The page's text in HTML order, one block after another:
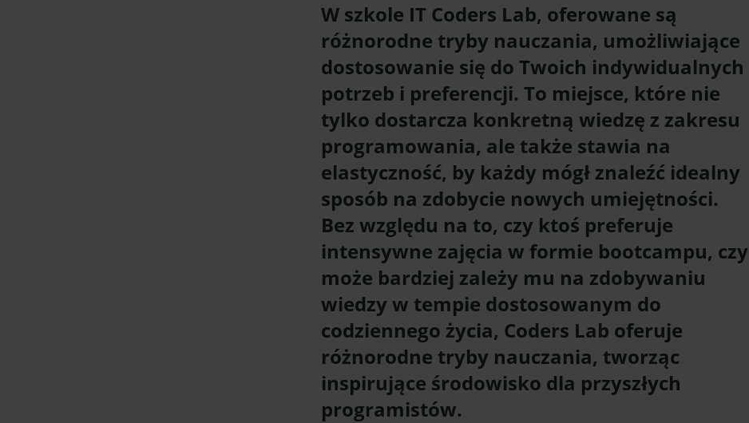
W szkole IT Coders Lab, oferowane są
różnorodne tryby nauczania, umożliwiające
dostosowanie się do Twoich indywidualnych
potrzeb i preferencji. To miejsce, które nie
tylko dostarcza konkretną wiedzę z zakresu
programowania, ale także stawia na
elastyczność, by każdy mógł znaleźć idealny
sposób na zdobycie nowych umiejętności.
Bez względu na to, czy ktoś preferuje
intensywne zajęcia w formie bootcampu, czy
może bardziej zależy mu na zdobywaniu
wiedzy w tempie dostosowanym do
codziennego życia, Coders Lab oferuje
różnorodne tryby nauczania, tworząc
inspirujące środowisko dla przyszłych
programistów.